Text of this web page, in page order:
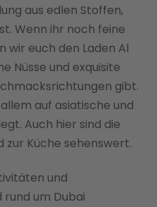
aus edlen Stoffen,
Wenn ihr noch feine
wir euch den Laden Al
Nüsse und exquisite
gibt.
auf asiatische und
Auch hier sind die
zur Küche sehenswert.
und
rund um Dubai